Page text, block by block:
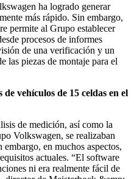
ha logrado generar
más rápido. Sin embargo,
permite al Grupo establecer
procesos de informes
de una verificación y un
las piezas de montaje para el
vehículos de 15 celdas en el
de medición, así como la
Volkswagen, se realizaban
en muchos aspectos,
actuales. “El software
ni era realmente fácil de